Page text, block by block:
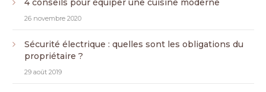
4 conseils pour équiper une cuisine moderne
26 novembre 2020
Sécurité électrique : quelles sont les obligations du
propriétaire ?
29 août 2019